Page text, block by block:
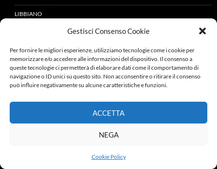
Gestisci Consenso Cookie
Per fornire le migliori esperienze, utilizziamo tecnologie come i cookie per
memorizzare e/o accedere alle informazioni del dispositivo. Il consenso a
queste tecnologie ci permetterà di elaborare dati come il comportamento di
navigazione o ID unici su questo sito. Non acconsentire o ritirare il consenso
può influire negativamente su alcune caratteristiche e funzioni.
ACCETTA
NEGA
Cookie Policy
LIBBIANO
ARTE E MONUMENTI
LUOGHI DI CULTO
PALAZZI E VILLE
ATTIVITÀ PRODUTTIVE
ARTI E MESTIERI
IMPRENDITORIA INDUSTRIALE E DEI SERVIZI
CULTURA ED ISTRUZIONE